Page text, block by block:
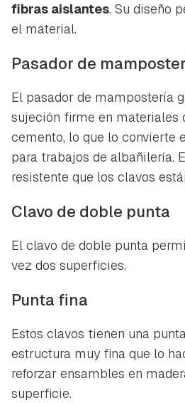
fibras aislantes. Su diseño
el material.
Pasador de
El pasador de mampostería
sujeción firme en materiales
cemento, lo que lo convierte
para trabajos de albañilería.
resistente que los clavos
Clavo de doble punta
El clavo de doble punta
vez dos superficies.
Punta fina
Estos clavos tienen una
estructura muy fina que lo
reforzar ensambles en
superficie.